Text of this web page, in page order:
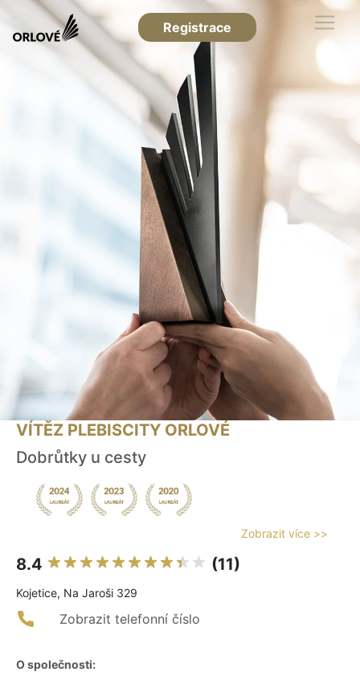
Registrace
VÍTĚZ PLEBISCITY ORLOVÉ
Dobrůtky u cesty
Zobrazit více >>
8.4 (11)
Kojetice, Na Jaroši 329
Zobrazit telefonní číslo
O společnosti: